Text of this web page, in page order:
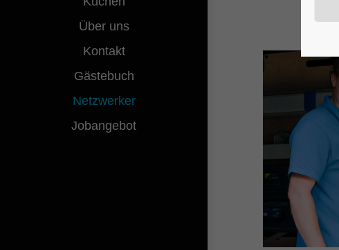
Über uns
Kontakt
Gästebuch
Netzwerker
Jobangebot